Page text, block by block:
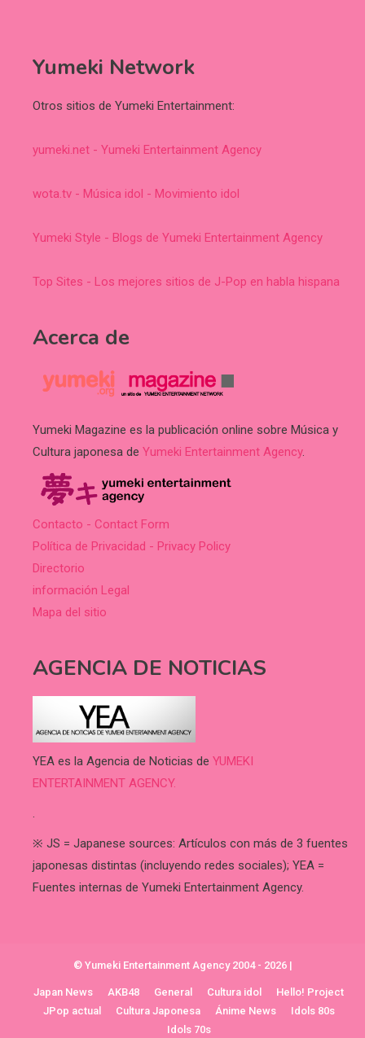
Yumeki Network
Otros sitios de Yumeki Entertainment:
yumeki.net - Yumeki Entertainment Agency
wota.tv - Música idol - Movimiento idol
Yumeki Style - Blogs de Yumeki Entertainment Agency
Top Sites - Los mejores sitios de J-Pop en habla hispana
Acerca de
Yumeki Magazine es la publicación online sobre Música y
Cultura japonesa de Yumeki Entertainment Agency.
Contacto - Contact Form
Política de Privacidad - Privacy Policy
Directorio
información Legal
Mapa del sitio
AGENCIA DE NOTICIAS
YEA es la Agencia de Noticias de YUMEKI
ENTERTAINMENT AGENCY.
.
※ JS = Japanese sources: Artículos con más de 3 fuentes
japonesas distintas (incluyendo redes sociales); YEA =
Fuentes internas de Yumeki Entertainment Agency.
© Yumeki Entertainment Agency 2004 - 2026 |
Japan News AKB48 General Cultura idol
Hello! Project
JPop actual
Cultura Japonesa Ánime News
Idols 80s
Idols 70s